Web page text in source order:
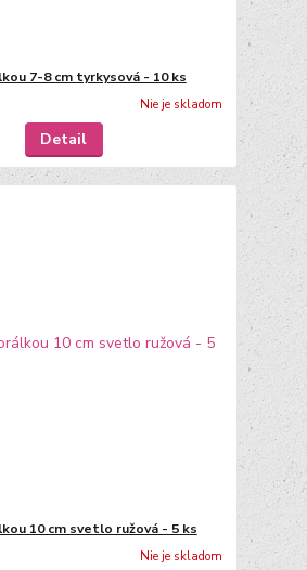
7-8 cm tyrkysová - 10 ks
Nie je skladom
Detail
10 cm svetlo ružová - 5 ks
Nie je skladom